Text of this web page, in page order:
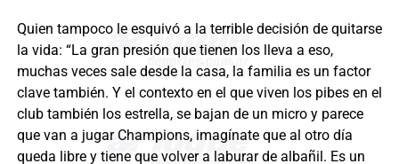
Quien tampoco le esquivó a la terrible decisión de quitarse
la vida: “La gran presión que tienen los lleva a eso,
muchas veces sale desde la casa, la familia es un factor
clave también. Y el contexto en el que viven los pibes en el
club también los estrella, se bajan de un micro y parece
que van a jugar Champions, imagínate que al otro día
queda libre y tiene que volver a laburar de albañil. Es un